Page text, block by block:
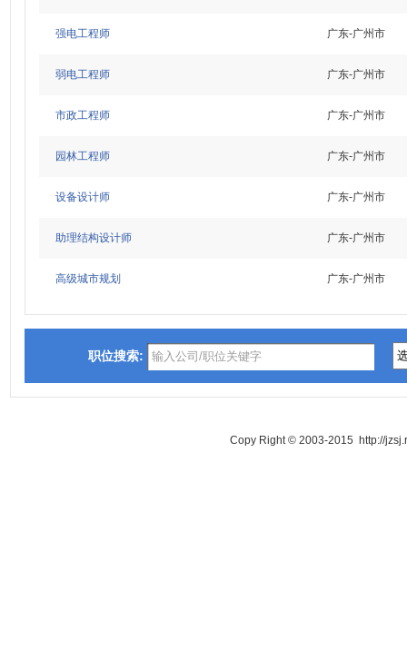
强电工程师 广东-广州市
弱电工程师 广东-广州市
市政工程师 广东-广州市
园林工程师 广东-广州市
设备设计师 广东-广州市
助理结构设计师 广东-广州市
高级城市规划 广东-广州市
职位搜索:
Copy Right © 2003-2015 http://